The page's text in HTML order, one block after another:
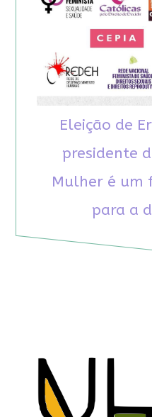
Eleição de
presidente
Mulher é
para a